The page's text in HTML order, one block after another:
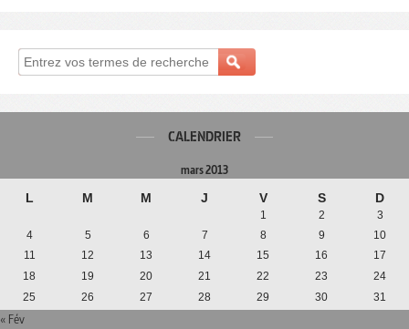
CALENDRIER
mars 2013
L M M J V S D
1 2
3
4
5 6 7 8 9
10
11
12 13 14 15 16
17
18
19 20 21 22 23
24
25
26 27 28 29 30 31
« Fév